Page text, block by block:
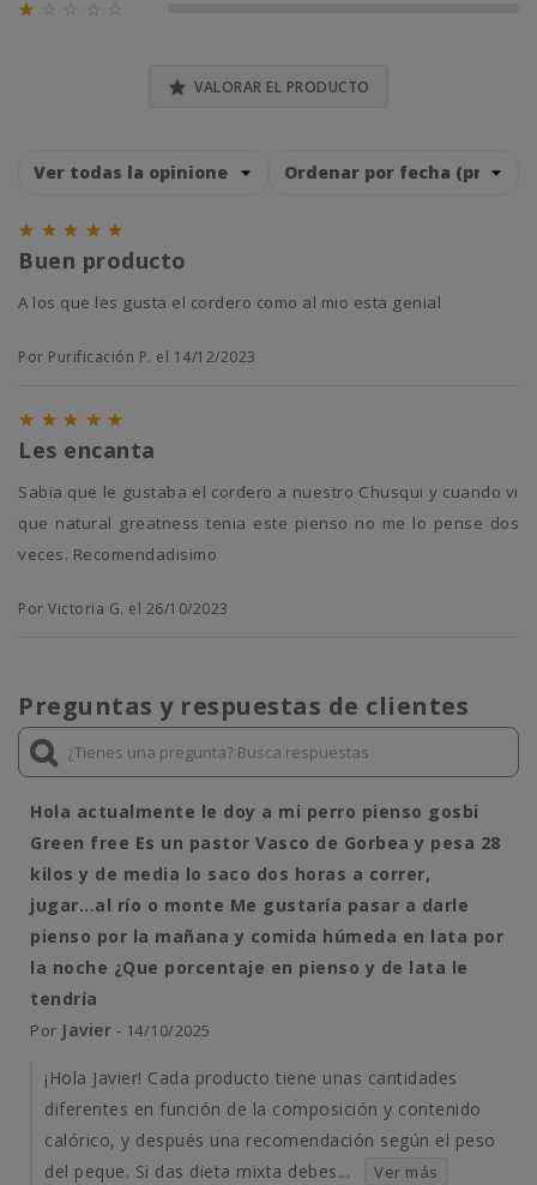

 VALORAR EL PRODUCTO
    
Buen producto
A los que les gusta el cordero como al mio esta genial
Por Purificación P. el 14/12/2023
    
Les encanta
Sabia que le gustaba el cordero a nuestro Chusqui y cuando vi
que natural greatness tenia este pienso no me lo pense dos
veces. Recomendadisimo
Por Victoria G. el 26/10/2023
Preguntas y respuestas de clientes
Hola actualmente le doy a mi perro pienso gosbi
Green free Es un pastor Vasco de Gorbea y pesa 28
kilos y de media lo saco dos horas a correr,
jugar...al río o monte Me gustaría pasar a darle
pienso por la mañana y comida húmeda en lata por
la noche ¿Que porcentaje en pienso y de lata le
tendría
Por Javier - 14/10/2025
¡Hola Javier! Cada producto tiene unas cantidades
diferentes en función de la composición y contenido
calórico, y después una recomendación según el peso
del peque. Si das dieta mixta debes...
Ver más